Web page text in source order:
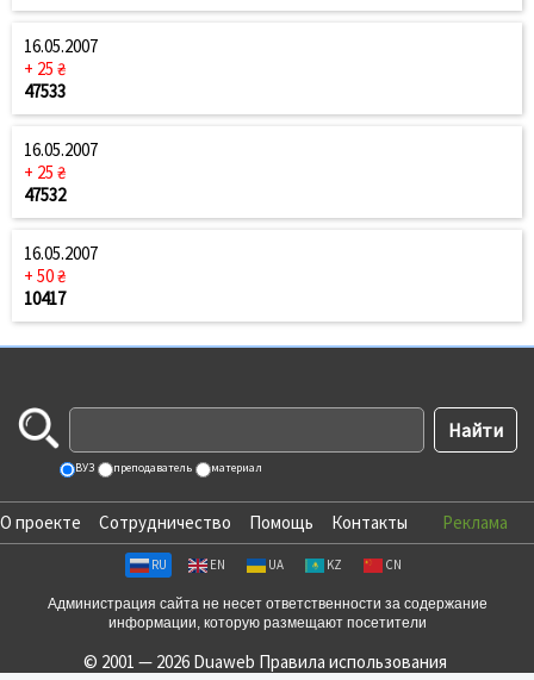
16.05.2007
+ 25 ₴
47533
16.05.2007
+ 25 ₴
47532
16.05.2007
+ 50 ₴
10417
ВУЗ преподаватель материал
О проекте Сотрудничество Помощь Контакты Реклама
RU EN UA KZ CN
Администрация сайта не несет ответственности за содержание
информации, которую размещают посетители
© 2001 — 2026 Duaweb Правила использования